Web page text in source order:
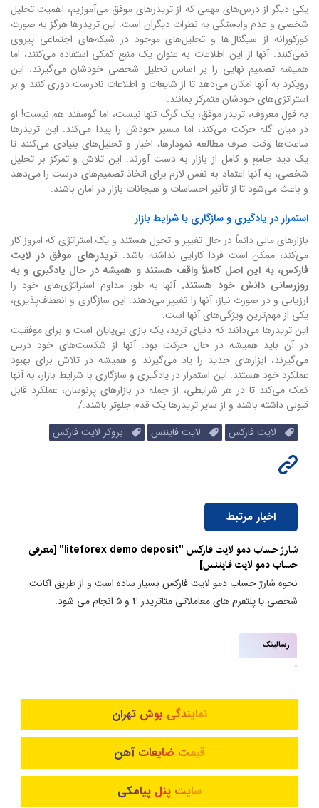
یکی دیگر از درس‌های مهمی که از تریدرهای موفق می‌آموزیم، اهمیت تحلیل
شخصی و عدم وابستگی به نظرات دیگران است. این تریدرها هرگز به صورت
کورکورانه از سیگنال‌ها و تحلیل‌های موجود در شبکه‌های اجتماعی پیروی
نمی‌کنند. آنها از این اطلاعات به عنوان یک منبع کمکی استفاده می‌کنند، اما
همیشه تصمیم نهایی را بر اساس تحلیل شخصی خودشان می‌گیرند. این
رویکرد به آنها امکان می‌دهد تا از شایعات و اطلاعات نادرست دوری کنند و بر
استراتژی‌های خودشان متمرکز بمانند.
به قول معروف، تریدر موفق، یک گرگ تنها نیست، اما گوسفند هم نیست! او
در میان گله حرکت می‌کند، اما مسیر خودش را پیدا می‌کند. این تریدرها
ساعت‌ها وقت صرف مطالعه نمودارها، اخبار و تحلیل‌های بنیادی می‌کنند تا
یک دید جامع و کامل از بازار به دست آورند. این تلاش و تمرکز بر تحلیل
شخصی، به آنها اعتماد به نفس لازم برای اتخاذ تصمیم‌های درست را می‌دهد
و باعث می‌شود تا از تأثیر احساسات و هیجانات بازار در امان باشند.
استمرار در یادگیری و سازگاری با شرایط بازار
بازارهای مالی دائماً در حال تغییر و تحول هستند و یک استراتژی که امروز کار
می‌کند، ممکن است فردا کارایی نداشته باشد. تریدرهای موفق در لایت
فارکس، به این اصل کاملاً واقف هستند و همیشه در حال یادگیری و به
روزرسانی دانش خود هستند. آنها به طور مداوم استراتژی‌های خود را
ارزیابی و در صورت نیاز، آنها را تغییر می‌دهند. این سازگاری و انعطاف‌پذیری،
یکی از مهم‌ترین ویژگی‌های آنها است.
این تریدرها می‌دانند که دنیای ترید، یک بازی بی‌پایان است و برای موفقیت
در آن باید همیشه در حال حرکت بود. آنها از شکست‌های خود درس
می‌گیرند، ابزارهای جدید را یاد می‌گیرند و همیشه در تلاش برای بهبود
عملکرد خود هستند. این استمرار در یادگیری و سازگاری با شرایط بازار، به آنها
کمک می‌کند تا در هر شرایطی، از جمله در بازارهای پرنوسان، عملکرد قابل
قبولی داشته باشند و از سایر تریدرها یک قدم جلوتر باشند./
لایت فارکس
لایت فایننس بروکر لایت فارکس
اخبار مرتبط
شارژ حساب دمو لایت فارکس "liteforex demo deposit" [معرفی
حساب دمو لایت فایننس]
نحوه شارژ حساب دمو لایت فارکس بسیار ساده است و از طریق اکانت
شخصی یا پلتفرم های معاملاتی متاتریدر ۴ و ۵ انجام می شود.
رسالینک
نمایندگی بوش تهران
قیمت ضایعات آهن
سایت پنل پیامکی